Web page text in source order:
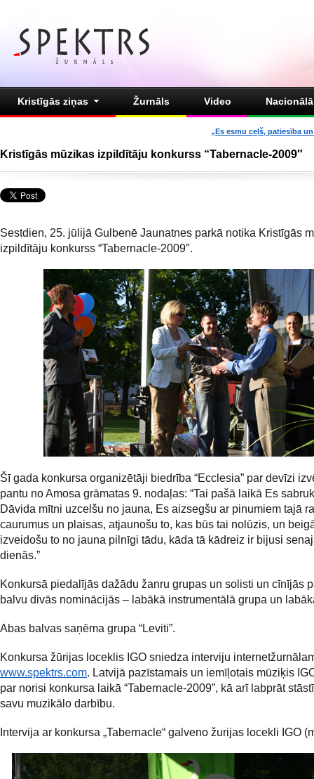
Kristīgās ziņas Žurnāls Video
„Es esmu ceļš, patiesība
Kristīgās mūzikas izpildītāju konkurss “Tabernacle-2009″
Sestdien, 25. jūlijā Gulbenē Jaunatnes parkā notika Kristīgās
izpildītāju konkurss “Tabernacle-2009″.
Šī gada konkursa organizētāji biedrība “Ecclesia” par devīzi
pantu no Amosa grāmatas 9. nodaļas: “Tai pašā laikā Es
Dāvida mītni uzcelšu no jauna, Es aizsegšu ar pinumiem tajā
caurumus un plaisas, atjaunošu to, kas būs tai nolūzis, un
izveidošu to no jauna pilnīgi tādu, kāda tā kādreiz ir bijusi
dienās.”
Konkursā piedalījās dažādu žanru grupas un solisti un cīnījās
balvu divās nominācijās – labākā instrumentālā grupa un
Abas balvas saņēma grupa “Leviti”.
Konkursa žūrijas loceklis IGO sniedza interviju
www.spektrs.com. Latvijā pazīstamais un iemīļotais mūziķis
par norisi konkursa laikā “Tabernacle-2009”, kā arī labprāt
savu muzikālo darbību.
Intervija ar konkursa „Tabernacle“ galveno žurijas locekli IGO